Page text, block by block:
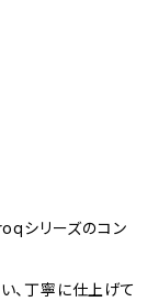
シリーズのコン
、丁寧に仕上げて